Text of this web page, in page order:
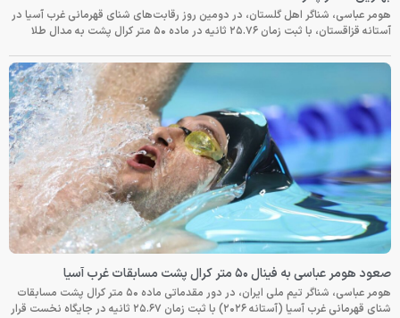
هومر عباسی، شناگر اهل گلستان، در دومین روز رقابت‌های شنای قهرمانی غرب آسیا در
آستانه قزاقستان، با ثبت زمان ۲۵.۷۶ ثانیه در ماده ۵۰ متر کرال پشت به مدال طلا
صعود هومر عباسی به فینال ۵۰ متر کرال پشت مسابقات غرب آسیا
هومر عباسی، شناگر تیم ملی ایران، در دور مقدماتی ماده ۵۰ متر کرال پشت مسابقات
شنای قهرمانی غرب آسیا (آستانه ۲۰۲۶) با ثبت زمان ۲۵.۶۷ ثانیه در جایگاه نخست قرار